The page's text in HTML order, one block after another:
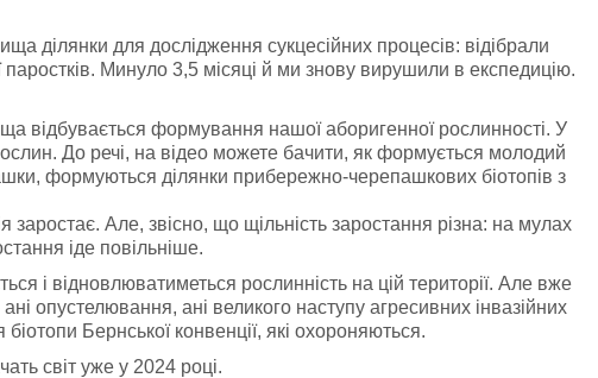
ділянки для дослідження сукцесійних процесів: відібрали
паростків. Минуло 3,5 місяці й ми знову вирушили в експедицію.
відбувається формування нашої аборигенної рослинності. У
До речі, на відео можете бачити, як формується молодий
формуються ділянки прибережно-черепашкових біотопів з
заростає. Але, звісно, що щільність заростання різна: на мулах
іде повільніше.
і відновлюватиметься рослинність на цій території. Але вже
опустелювання, ані великого наступу агресивних інвазійних
Бернської конвенції, які охороняються.
світ уже у 2024 році.